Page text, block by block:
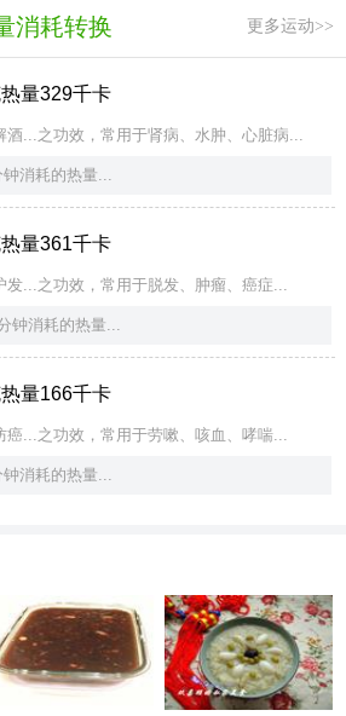
消耗转换 更多运动>>
量329千卡
酒...之功效，常用于肾病、水肿、心脏病...
钟消耗的热量...
量361千卡
发...之功效，常用于脱发、肿瘤、癌症...
钟消耗的热量...
量166千卡
癌...之功效，常用于劳嗽、咳血、哮喘...
钟消耗的热量...